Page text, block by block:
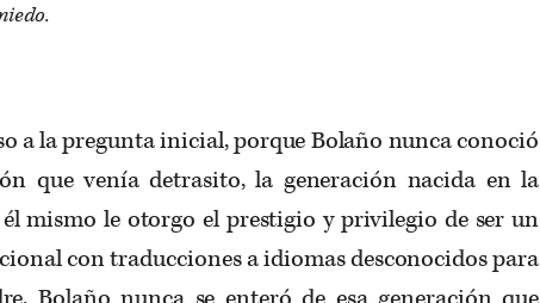
a la pregunta inicial, porque Bolaño nunca conoció
que venía detrasito, la generación nacida en la
él mismo le otorgo el prestigio y privilegio de ser un
con traducciones a idiomas desconocidos para